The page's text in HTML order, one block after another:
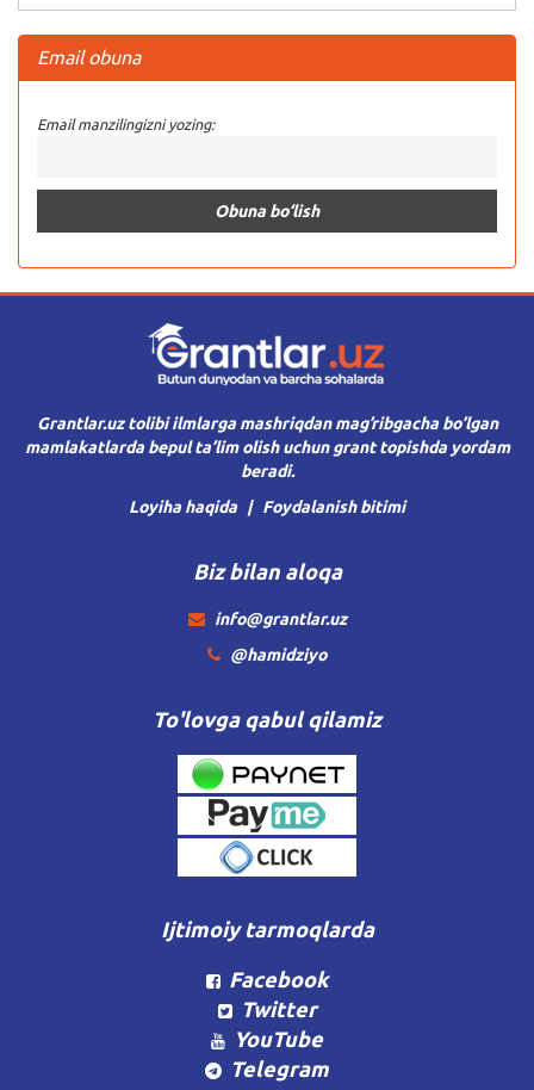
Email obuna
Email manzilingizni yozing:
Grantlar.uz tolibi ilmlarga mashriqdan mag’ribgacha bo’lgan
mamlakatlarda bepul ta’lim olish uchun grant topishda yordam
beradi.
Loyiha haqida
Foydalanish bitimi
Biz bilan aloqa
info@grantlar.uz
@hamidziyo
To'lovga qabul qilamiz
Ijtimoiy tarmoqlarda
Facebook
Twitter
YouTube
Telegram